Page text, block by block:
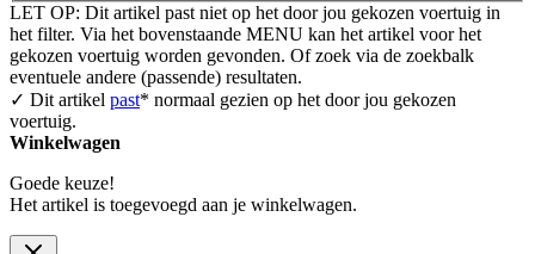
LET OP: Dit artikel past niet op het door jou gekozen voertuig in
het filter. Via het bovenstaande MENU kan het artikel voor het
gekozen voertuig worden gevonden. Of zoek via de zoekbalk
eventuele andere (passende) resultaten.
✓ Dit artikel past* normaal gezien op het door jou gekozen
voertuig.
Winkelwagen
Goede keuze!
Het artikel is toegevoegd aan je winkelwagen.